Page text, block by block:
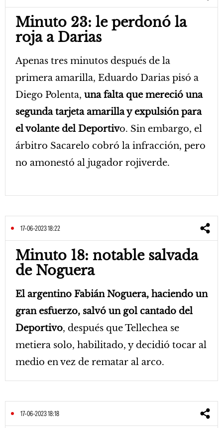
Minuto 23: le perdonó la
roja a Darias
Apenas tres minutos después de la
primera amarilla, Eduardo Darias pisó a
Diego Polenta, una falta que mereció una
segunda tarjeta amarilla y expulsión para
el volante del Deportivo. Sin embargo, el
árbitro Sacarelo cobró la infracción, pero
no amonestó al jugador rojiverde.
17-06-2023 18:22
Minuto 18: notable salvada
de Noguera
El argentino Fabián Noguera, haciendo un
gran esfuerzo, salvó un gol cantado del
Deportivo, después que Tellechea se
metiera solo, habilitado, y decidió tocar al
medio en vez de rematar al arco.
17-06-2023 18:18